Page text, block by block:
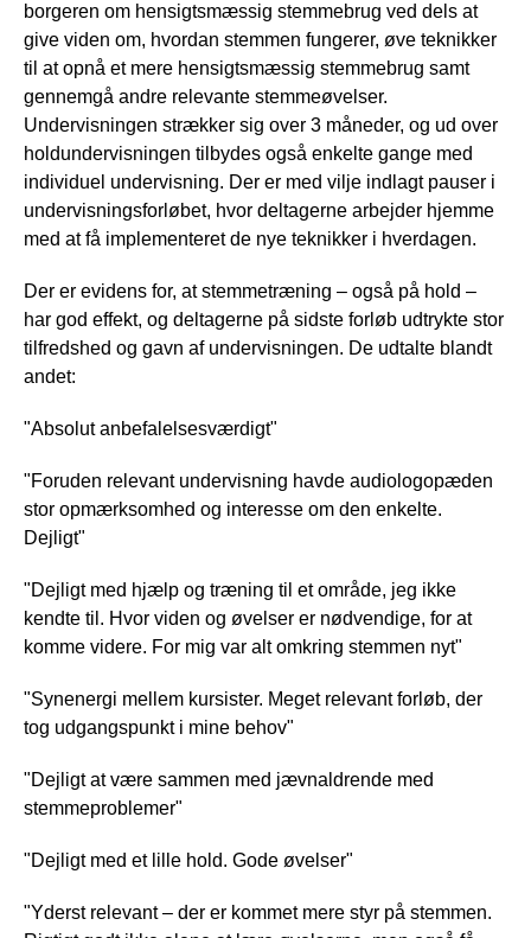
borgeren om hensigtsmæssig stemmebrug ved dels at
give viden om, hvordan stemmen fungerer, øve teknikker
til at opnå et mere hensigtsmæssig stemmebrug samt
gennemgå andre relevante stemmeøvelser.
Undervisningen strækker sig over 3 måneder, og ud over
holdundervisningen tilbydes også enkelte gange med
individuel undervisning. Der er med vilje indlagt pauser i
undervisningsforløbet, hvor deltagerne arbejder hjemme
med at få implementeret de nye teknikker i hverdagen.
Der er evidens for, at stemmetræning – også på hold –
har god effekt, og deltagerne på sidste forløb udtrykte stor
tilfredshed og gavn af undervisningen. De udtalte blandt
andet:
"Absolut anbefalelsesværdigt"
"Foruden relevant undervisning havde audiologopæden
stor opmærksomhed og interesse om den enkelte.
Dejligt"
"Dejligt med hjælp og træning til et område, jeg ikke
kendte til. Hvor viden og øvelser er nødvendige, for at
komme videre. For mig var alt omkring stemmen nyt"
"Synenergi mellem kursister. Meget relevant forløb, der
tog udgangspunkt i mine behov"
"Dejligt at være sammen med jævnaldrende med
stemmeproblemer"
"Dejligt med et lille hold. Gode øvelser"
"Yderst relevant – der er kommet mere styr på stemmen.